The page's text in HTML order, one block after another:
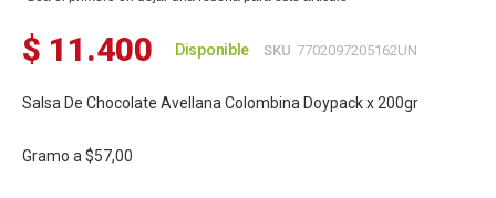
$ 11.400 Disponible SKU 7702097205162UN
Salsa De Chocolate Avellana Colombina Doypack x 200gr
Gramo a $57,00